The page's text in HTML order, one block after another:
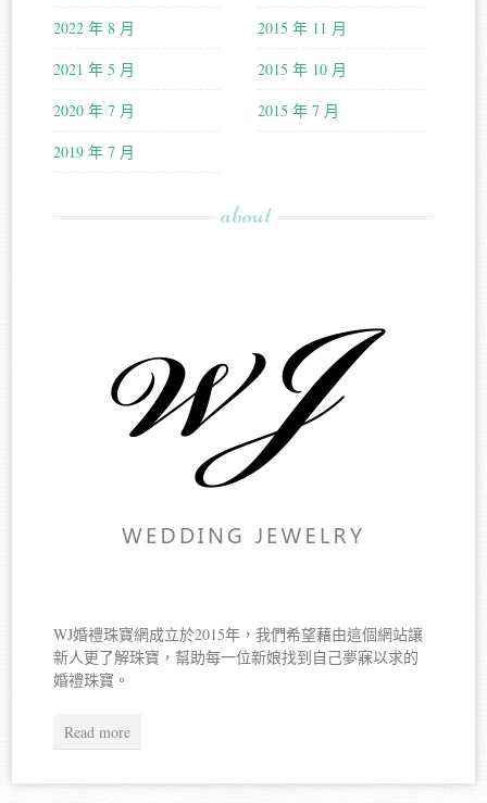
2022 年 8 月
2021 年 5 月
2020 年 7 月
2019 年 7 月
2015 年 11 月
2015 年 10 月
2015 年 7 月
about
WJ婚禮珠寶網成立於2015年，我們希望藉由這個網站讓
新人更了解珠寶，幫助每一位新娘找到自己夢寐以求的
婚禮珠寶。
Read more